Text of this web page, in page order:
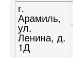
г.
Арамиль,
ул.
Ленина, д.
1Д